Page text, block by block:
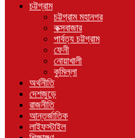
চট্টগ্রাম
চট্টগ্রাম মহানগর
কক্সবাজার
পার্বত্য চট্টগ্রাম
ফেনী
নোয়াখালী
কুমিল্লা
অর্থনীতি
দেশজুড়ে
রাজনীতি
আন্তর্জাতিক
লাইফস্টাইল